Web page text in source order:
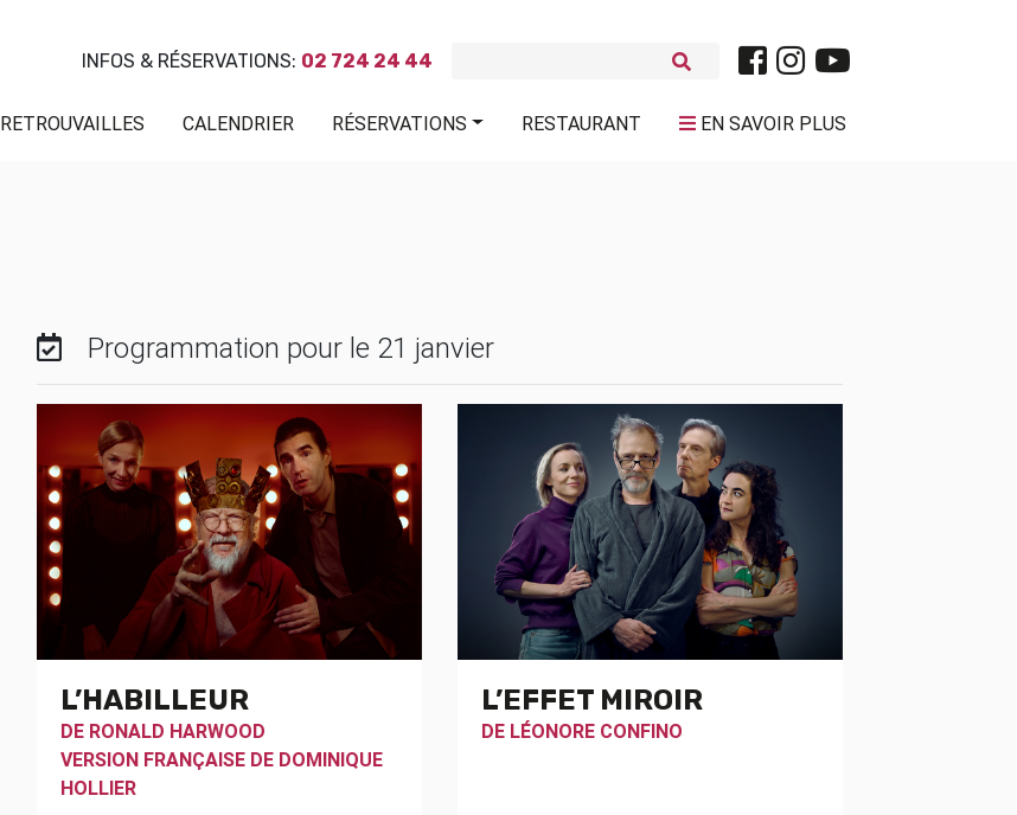
INFOS & RÉSERVATIONS: 02 724 24 44
RETROUVAILLES CALENDRIER RÉSERVATIONS RESTAURANT EN SAVOIR PLUS
Programmation pour le 21 janvier
L’HABILLEUR
DE RONALD HARWOOD
VERSION FRANÇAISE DE DOMINIQUE
HOLLIER
L’EFFET MIROIR
DE LÉONORE CONFINO